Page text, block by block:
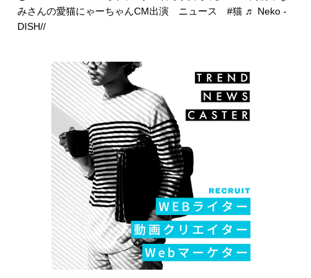
みさんの愛猫にゃーちゃんCM出演 ニュース #猫 ♬ Neko -
DISH//